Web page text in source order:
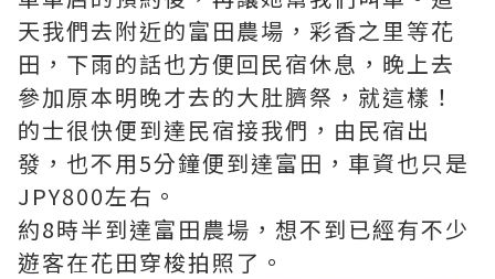
天我們去附近的富田農場，彩香之里等花
田，下雨的話也方便回民宿休息，晚上去
參加原本明晚才去的大肚臍祭，就這樣！
的士很快便到達民宿接我們，由民宿出
發，也不用5分鐘便到達富田，車資也只是
JPY800左右。
約8時半到達富田農場，想不到已經有不少
遊客在花田穿梭拍照了。